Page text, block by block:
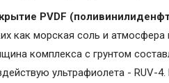
PVDF
как морская соль и
комплекса с грунтом
ультрафиолета - RUV-